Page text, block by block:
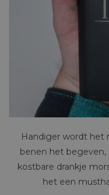
Handiger wordt het
benen het begeven,
kostbare drankje
het een